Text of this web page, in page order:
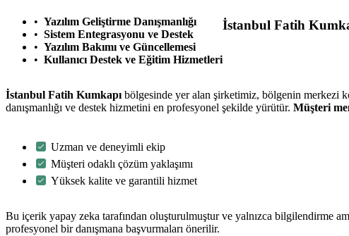
Yazılım Geliştirme Danışmanlığı
Sistem Entegrasyonu ve Destek
Yazılım Bakımı ve Güncellemesi
Kullanıcı Destek ve Eğitim Hizmetleri
İstanbul Fatih
İstanbul Fatih Kumkapı bölgesinde yer alan şirketimiz, bölgenin merkezi
danışmanlığı ve destek hizmetini en profesyonel şekilde yürütür. Müşteri
Uzman ve deneyimli ekip
Müşteri odaklı çözüm yaklaşımı
Yüksek kalite ve garantili hizmet
Bu içerik yapay zeka tarafından oluşturulmuştur ve yalnızca bilgilendirme
profesyonel bir danışmana başvurmaları önerilir.